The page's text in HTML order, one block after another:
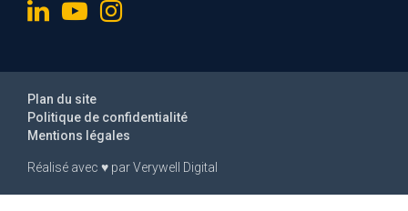
Réalisé avec ♥ parVerywell Digital
Mentions légales
Politique de confidentialité
Plan du site